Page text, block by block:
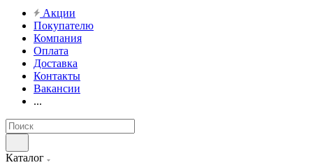
Акции
Покупателю
Компания
Оплата
Доставка
Контакты
Вакансии
...
Каталог